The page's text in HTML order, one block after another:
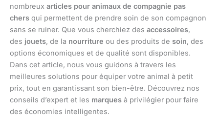
nombreux articles pour animaux de compagnie pas
chers qui permettent de prendre soin de son compagnon
sans se ruiner. Que vous cherchiez des accessoires,
des jouets, de la nourriture ou des produits de soin, des
options économiques et de qualité sont disponibles.
Dans cet article, nous vous guidons à travers les
meilleures solutions pour équiper votre animal à petit
prix, tout en garantissant son bien-être. Découvrez nos
conseils d’expert et les marques à privilégier pour faire
des économies intelligentes.